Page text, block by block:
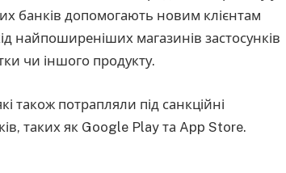
банків допомогають новим клієнтам
найпоширеніших магазинів застосунків
чи іншого продукту.
також потрапляли під санкційні
таких як Google Play та App Store.